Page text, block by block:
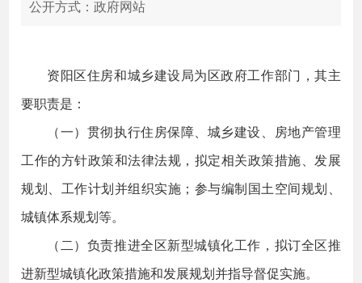
公开方式：政府网站
资阳区住房和城乡建设局为区政府工作部门，其主
要职责是：
（一）贯彻执行住房保障、城乡建设、房地产管理
工作的方针政策和法律法规，拟定相关政策措施、发展
规划、工作计划并组织实施；参与编制国土空间规划、
城镇体系规划等。
（二）负责推进全区新型城镇化工作，拟订全区推
进新型城镇化政策措施和发展规划并指导督促实施。